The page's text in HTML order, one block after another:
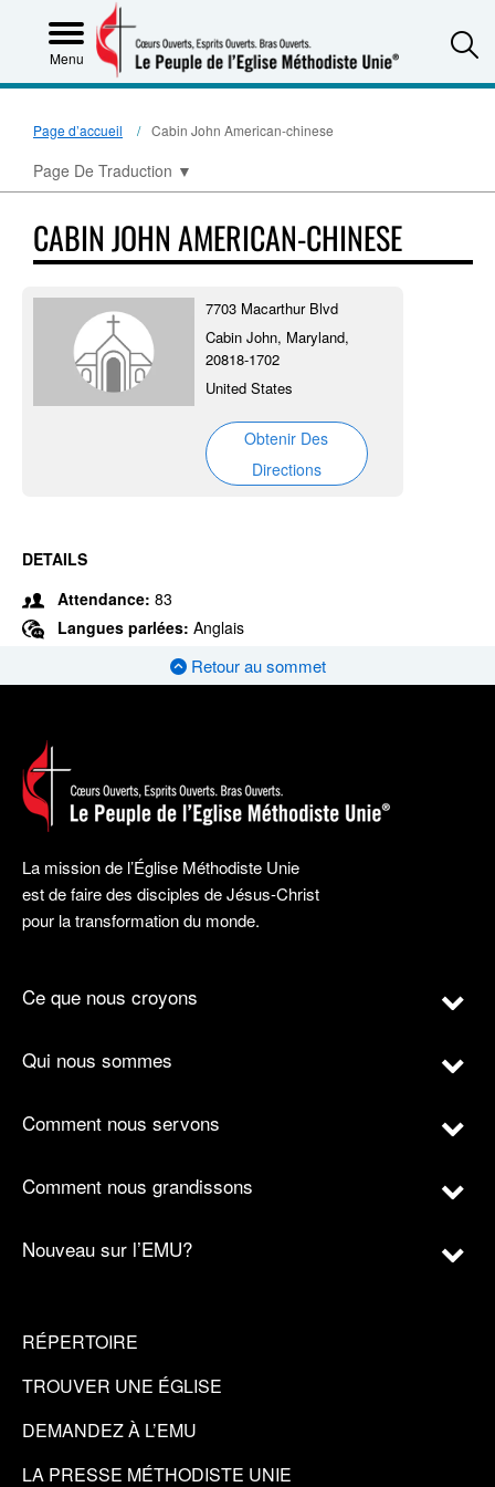
Menu
Page d’accueil Cabin John American-chinese
Page De Traduction ▼
CABIN JOHN AMERICAN-CHINESE
7703 Macarthur Blvd
Cabin John, Maryland,
20818-1702
United States
Obtenir Des
Directions
DETAILS
Attendance: 83
Langues parlées: Anglais
Retour au sommet
La mission de l’Église Méthodiste Unie
est de faire des disciples de Jésus-Christ
pour la transformation du monde.
Ce que nous croyons
Qui nous sommes
Comment nous servons
Comment nous grandissons
Nouveau sur l’EMU?
RÉPERTOIRE
TROUVER UNE ÉGLISE
DEMANDEZ À L’EMU
LA PRESSE MÉTHODISTE UNIE